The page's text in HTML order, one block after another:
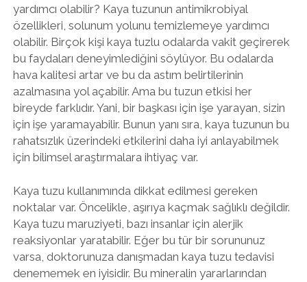
yardımcı olabilir? Kaya tuzunun antimikrobiyal
özellikleri, solunum yolunu temizlemeye yardımcı
olabilir. Birçok kişi kaya tuzlu odalarda vakit geçirerek
bu faydaları deneyimlediğini söylüyor. Bu odalarda
hava kalitesi artar ve bu da astım belirtilerinin
azalmasına yol açabilir. Ama bu tuzun etkisi her
bireyde farklıdır. Yani, bir başkası için işe yarayan, sizin
için işe yaramayabilir. Bunun yanı sıra, kaya tuzunun bu
rahatsızlık üzerindeki etkilerini daha iyi anlayabilmek
için bilimsel araştırmalara ihtiyaç var.
Kaya tuzu kullanımında dikkat edilmesi gereken
noktalar var. Öncelikle, aşırıya kaçmak sağlıklı değildir.
Kaya tuzu maruziyeti, bazı insanlar için alerjik
reaksiyonlar yaratabilir. Eğer bu tür bir sorununuz
varsa, doktorunuza danışmadan kaya tuzu tedavisi
denememek en iyisidir. Bu mineralin yararlarından